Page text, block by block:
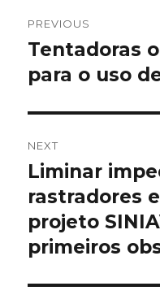
navigation
PREVIOUS
Previous
post:
Tentadoras
para o uso
NEXT
Next
post:
Liminar
rastradores
projeto
primeiros